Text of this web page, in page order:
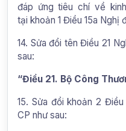
đáp ứng tiêu chí về
tại khoản 1 Điều 15a Nghị
14. Sửa đổi tên Điều 21
sau:
“Điều 21. Bộ Công
15. Sửa đổi khoản 2
CP như sau: